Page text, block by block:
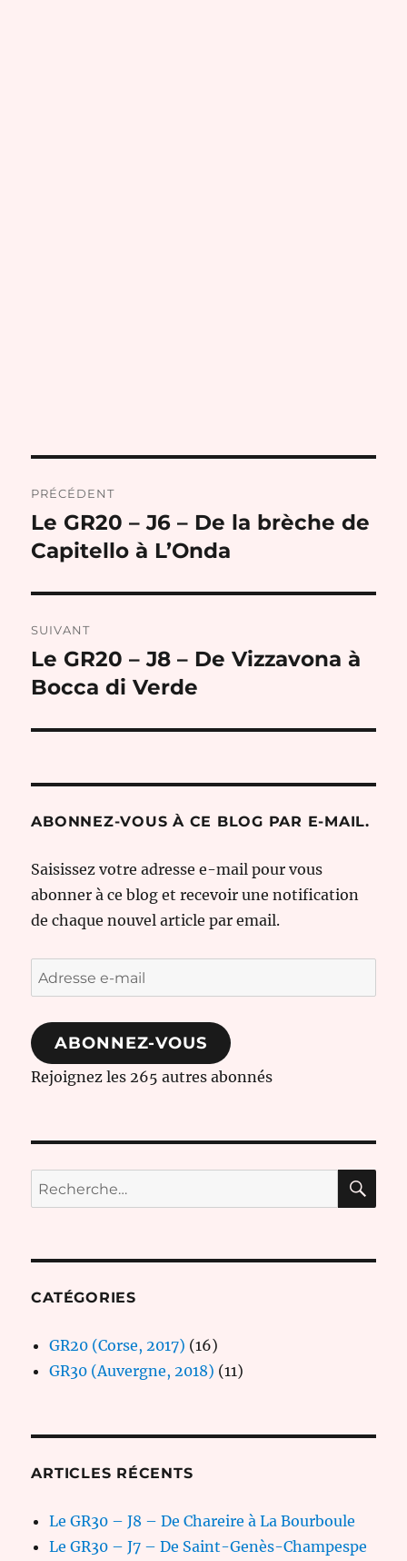
de
l’article
PRÉCÉDENT
Publication
précédente :
Le GR20 – J6 – De la brèche de
Capitello à L’Onda
SUIVANT
Publication
suivante :
Le GR20 – J8 – De Vizzavona à
Bocca di Verde
ABONNEZ-VOUS À CE BLOG PAR E-MAIL.
Saisissez votre adresse e-mail pour vous
abonner à ce blog et recevoir une notification
de chaque nouvel article par email.
Adresse
e-
mail
ABONNEZ-VOUS
Rejoignez les 265 autres abonnés
Recherche
pour :
CATÉGORIES
GR20 (Corse, 2017) (16)
GR30 (Auvergne, 2018) (11)
ARTICLES RÉCENTS
Le GR30 – J8 – De Chareire à La Bourboule
Le GR30 – J7 – De Saint-Genès-Champespe